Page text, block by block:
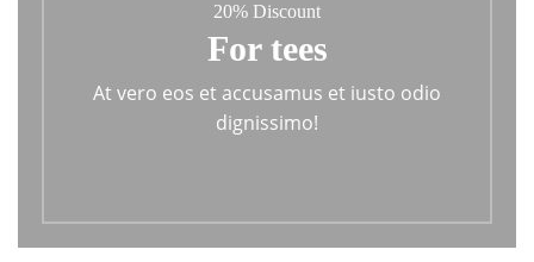
20% Discount
For tees
At vero eos et accusamus et iusto odio
dignissimo!